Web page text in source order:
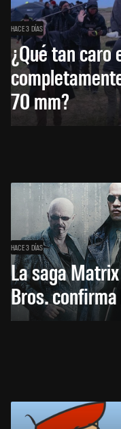
HACE 3 DÍAS
¿Qué tan caro
70 mm?
HACE 3 DÍAS
La saga
Bros.